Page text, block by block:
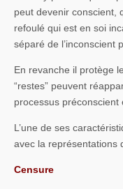
peut devenir conscient,
refoulé qui est en soi
séparé de l’inconscient
En revanche il protège
“restes” peuvent
processus préconscient
L’une de ses
avec la représentations
Censure